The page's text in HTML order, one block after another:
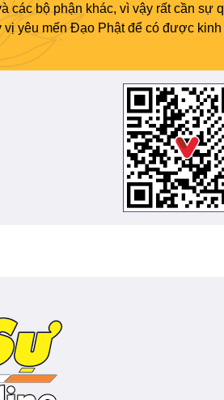
các bộ phận khác, vì vậy rất cần sự
yêu mến Đạo Phật để có được kinh